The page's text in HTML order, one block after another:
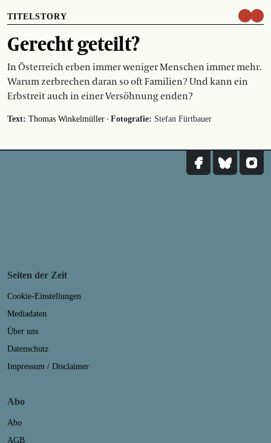
TITELSTORY
Gerecht geteilt?
In Österreich erben immer weniger Menschen immer mehr.
Warum zerbrechen daran so oft Familien? Und kann ein
Erbstreit auch in einer Versöhnung enden?
Text: Thomas Winkelmüller · Fotografie: Stefan Fürtbauer
Seiten der Zeit
Cookie-Einstellungen
Mediadaten
Über uns
Datenschutz
Impressum / Disclaimer
Abo
Abo
AGB